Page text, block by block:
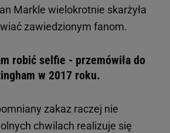
Markle wielokrotnie skarżyła
zawiedzionym fanom.
robić selfie - przemówiła do
w 2017 roku.
zakaz raczej nie
chwilach realizuje się